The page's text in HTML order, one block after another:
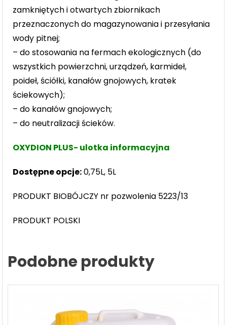
zamkniętych i otwartych zbiornikach
przeznaczonych do magazynowania i przesyłania
wody pitnej;
– do stosowania na fermach ekologicznych (do
wszystkich powierzchni, urządzeń, karmideł,
poideł, ściółki, kanałów gnojowych, kratek
ściekowych);
– do kanałów gnojowych;
– do neutralizacji ścieków.
OXYDION PLUS- ulotka informacyjna
Dostępne opcje:0,75L, 5L
PRODUKT BIOBÓJCZY nr pozwolenia 5223/13
PRODUKT POLSKI
Podobne produkty